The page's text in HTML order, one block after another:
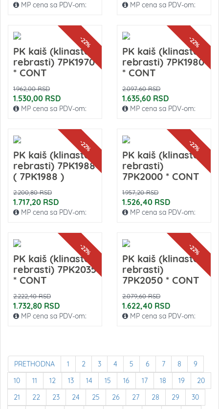
MP cena sa PDV-om: MP cena sa PDV-om:
-22%
PK kaiš (klinasto-
rebrasti) 7PK1970
* CONT
1.962,00 RSD
1.530,00 RSD
MP cena sa PDV-om:
-22%
PK kaiš (klinasto-
rebrasti) 7PK1980
* CONT
2.097,60 RSD
1.635,60 RSD
MP cena sa PDV-om:
-22%
PK kaiš (klinasto-
rebrasti) 7PK1988
( 7PK1988 )
2.200,80 RSD
1.717,20 RSD
MP cena sa PDV-om:
-22%
PK kaiš (klinasto-
rebrasti)
7PK2000 * CONT
1.957,20 RSD
1.526,40 RSD
MP cena sa PDV-om:
-22%
PK kaiš (klinasto-
rebrasti) 7PK2035
* CONT
2.222,40 RSD
1.732,80 RSD
MP cena sa PDV-om:
-22%
PK kaiš (klinasto-
rebrasti)
7PK2050 * CONT
2.079,60 RSD
1.622,40 RSD
MP cena sa PDV-om:
PRETHODNA 1 2 3 4 5 6 7 8
9
10
11 12 13 14 15 16 17 18 19
20
21
22 23 24 25 26 27 28 29
30